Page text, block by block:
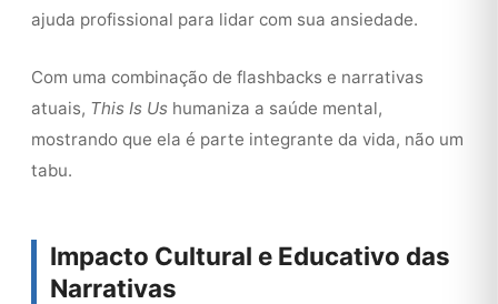
ajuda profissional para lidar com sua ansiedade.
Com uma combinação de flashbacks e narrativas
atuais, This Is Us humaniza a saúde mental,
mostrando que ela é parte integrante da vida, não um
tabu.
Impacto Cultural e Educativo das
Narrativas